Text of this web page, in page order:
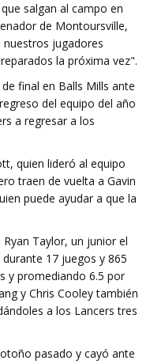
salgan al campo en
de Montoursville,
jugadores
la próxima vez".
final en Balls Mills ante
del equipo del año
a regresar a los
quien lideró al equipo
traen de vuelta a Gavin
puede ayudar a que la
Taylor, un junior el
17 juegos y 865
y promediando 6.5 por
y Chris Cooley también
a los Lancers tres
pasado y cayó ante